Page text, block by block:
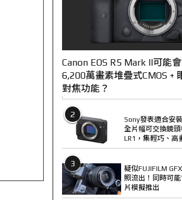
Canon EOS R5 Mark II可能
6,200萬畫素堆疊式CMOS +
對焦功能？
2
Sony發表適合安
全片幅可交換鏡頭
LR1，集輕巧、高
3
疑似FUJIFILM
照流出！同時可
片模擬推出